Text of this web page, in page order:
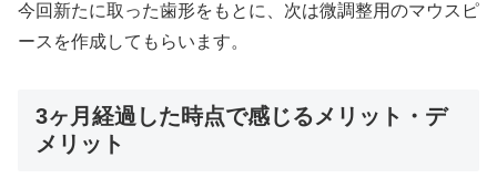
今回新たに取った歯形をもとに、次は微調整用のマウスピ
ースを作成してもらいます。
3ヶ月経過した時点で感じるメリット・デ
メリット